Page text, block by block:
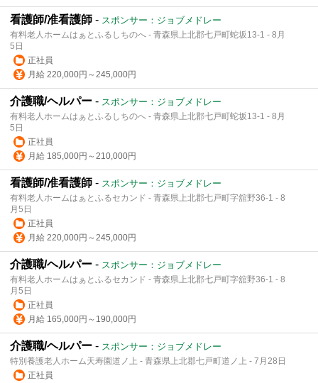
看護師/准看護師 - スポンサー：ジョブメドレー
有料老人ホームはぁとふるしちのへ - 青森県上北郡七戸町蛇坂13-1 - 8月
5日
正社員
月給 220,000円～245,000円
介護職/ヘルパー - スポンサー：ジョブメドレー
有料老人ホームはぁとふるしちのへ - 青森県上北郡七戸町蛇坂13-1 - 8月
5日
正社員
月給 185,000円～210,000円
看護師/准看護師 - スポンサー：ジョブメドレー
有料老人ホームはぁとふるセカンド - 青森県上北郡七戸町字舘野36-1 - 8
月5日
正社員
月給 220,000円～245,000円
介護職/ヘルパー - スポンサー：ジョブメドレー
有料老人ホームはぁとふるセカンド - 青森県上北郡七戸町字舘野36-1 - 8
月5日
正社員
月給 165,000円～190,000円
介護職/ヘルパー - スポンサー：ジョブメドレー
特別養護老人ホーム天寿園道ノ上 - 青森県上北郡七戸町道ノ上 - 7月28日
正社員